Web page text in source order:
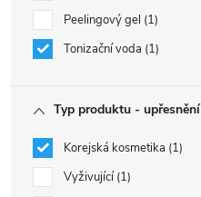
Peelingový gel 1
Tonizační voda 1
Typ produktu - upřesnění
Korejská kosmetika 1
Vyživující 1